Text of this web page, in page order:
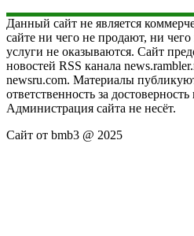
Данный сайт не является
сайте ни чего не продают, ни
услуги не оказываются. Сайт
новостей RSS канала
newsru.com. Материалы
ответственность за
Администрация сайта не несёт.
Сайт от bmb3 @ 2025